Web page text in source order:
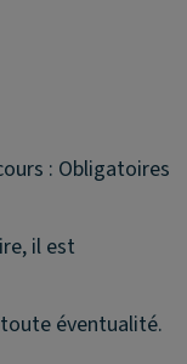
: Obligatoires
il est
éventualité.